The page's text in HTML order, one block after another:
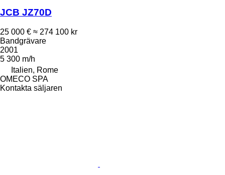
JCB JZ70D
25 000 € ≈ 274 100 kr
Bandgrävare
2001
5 300 m/h
Italien, Rome
OMECO SPA
Kontakta säljaren